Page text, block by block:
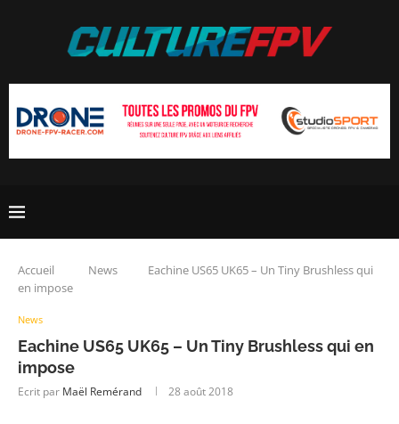
Accueil News
Eachine US65 UK65 – Un Tiny Brushless qui
en impose
News
Eachine US65 UK65 – Un Tiny Brushless qui en
impose
Ecrit par Maël Remérand 28 août 2018